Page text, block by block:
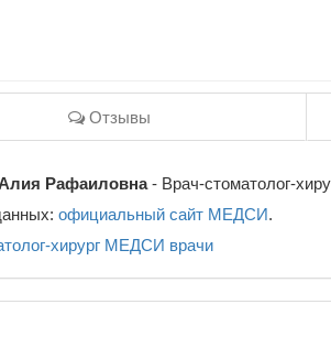
Отзывы
Рафаиловна- Врач-стоматолог-
официальный сайт МЕДСИ.
хирург МЕДСИ врачи